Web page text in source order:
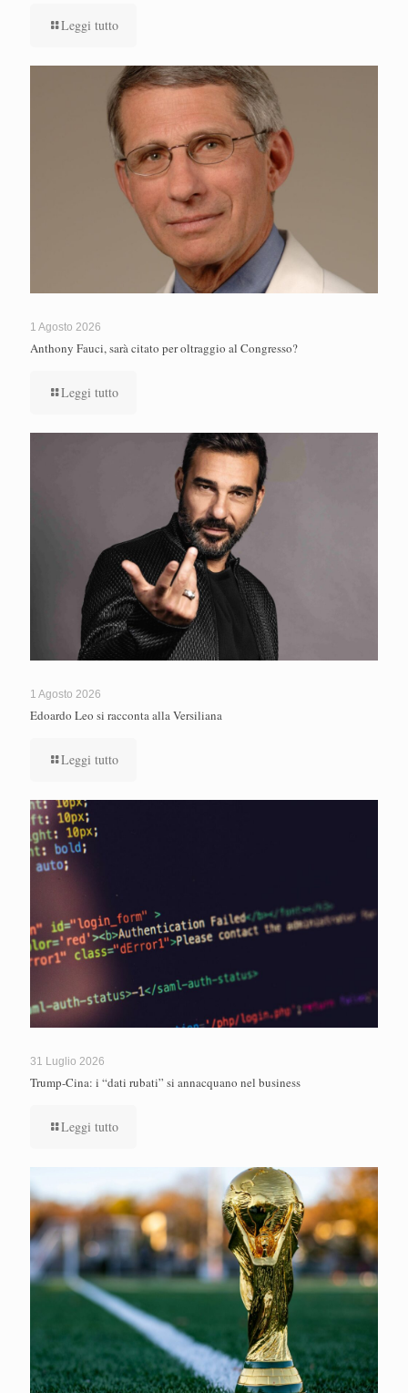
Leggi tutto
1 Agosto 2026
Anthony Fauci, sarà citato per oltraggio al Congresso?
Leggi tutto
1 Agosto 2026
Edoardo Leo si racconta alla Versiliana
Leggi tutto
31 Luglio 2026
Trump-Cina: i “dati rubati” si annacquano nel business
Leggi tutto